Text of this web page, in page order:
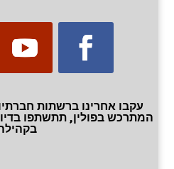
עקבו אחרינו ברשתות
המתרכש בפולין, תתשתפו